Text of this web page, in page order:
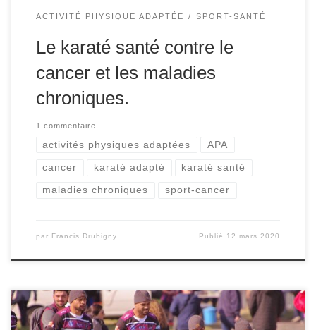
ACTIVITÉ PHYSIQUE ADAPTÉE SPORT-SANTÉ
Le karaté santé contre le
cancer et les maladies
chroniques.
1 commentaire
activités physiques adaptées APA
cancer karaté adapté karaté santé
maladies chroniques sport-cancer
par Francis Drubigny Publié 12 mars 2020